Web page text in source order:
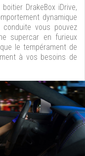
DrakeBox iDrive,
dynamique
vous pouvez
supercar en furieux
le tempérament de
à vos besoins de